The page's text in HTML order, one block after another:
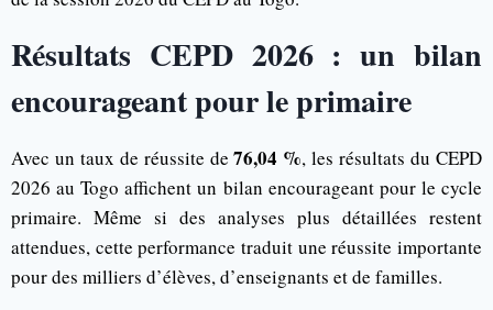
Résultats CEPD 2026 : un bilan
encourageant pour le primaire
Avec un taux de réussite de76,04 %, les résultats du CEPD
2026 au Togo affichent un bilan encourageant pour le cycle
primaire. Même si des analyses plus détaillées restent
attendues, cette performance traduit une réussite importante
pour des milliers d’élèves, d’enseignants et de familles.